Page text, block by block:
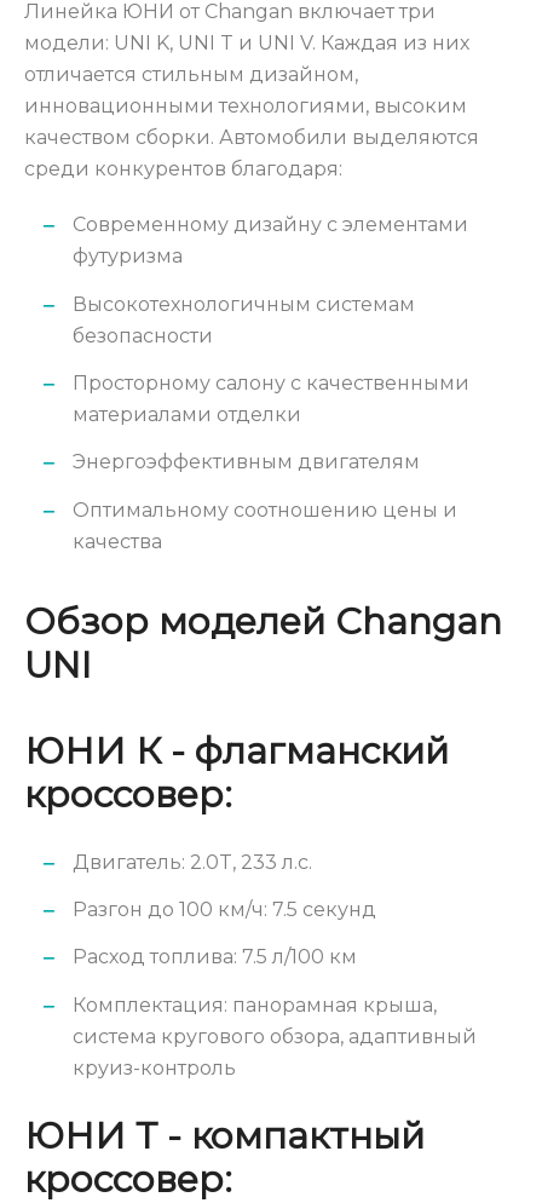
Линейка ЮНИ от Changan включает три
модели: UNI K, UNI T и UNI V. Каждая из них
отличается стильным дизайном,
инновационными технологиями, высоким
качеством сборки. Автомобили выделяются
среди конкурентов благодаря:
Современному дизайну с элементами
футуризма
Высокотехнологичным системам
безопасности
Просторному салону с качественными
материалами отделки
Энергоэффективным двигателям
Оптимальному соотношению цены и
качества
Обзор моделей Changan
UNI
ЮНИ К - флагманский
кроссовер:
Двигатель: 2.0T, 233 л.с.
Разгон до 100 км/ч: 7.5 секунд
Расход топлива: 7.5 л/100 км
Комплектация: панорамная крыша,
система кругового обзора, адаптивный
круиз-контроль
ЮНИ Т - компактный
кроссовер: